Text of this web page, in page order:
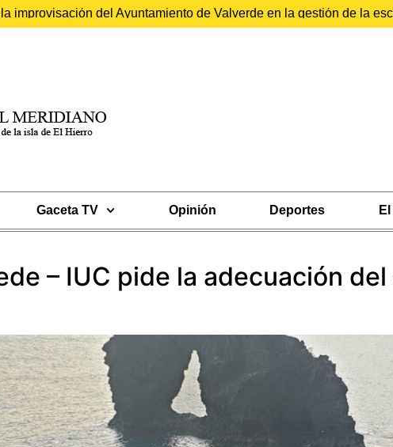
improvisación del Ayuntamiento de Valverde en la gestión de la
Gaceta TV Opinión Deportes
– IUC pide la adecuación